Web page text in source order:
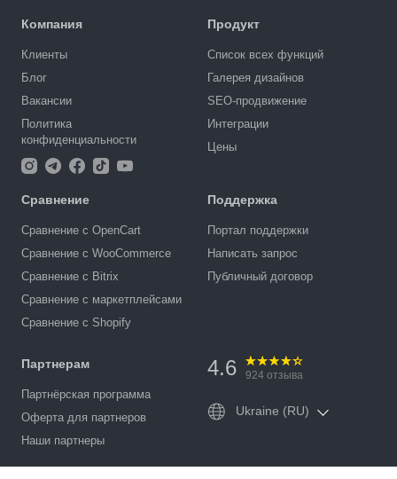
Компания
Клиенты
Блог
Вакансии
Политика
конфиденциальности
Продукт
Список всех функций
Галерея дизайнов
SEO-продвижение
Интеграции
Цены
Сравнение
Сравнение с OpenCart
Сравнение с WooCommerce
Сравнение с Bitrix
Сравнение с маркетплейсами
Сравнение с Shopify
Поддержка
Портал поддержки
Написать запрос
Публичный договор
Партнерам
Партнёрская программа
Оферта для партнеров
Наши партнеры
4.6 924 отзыва
Ukraine (RU)